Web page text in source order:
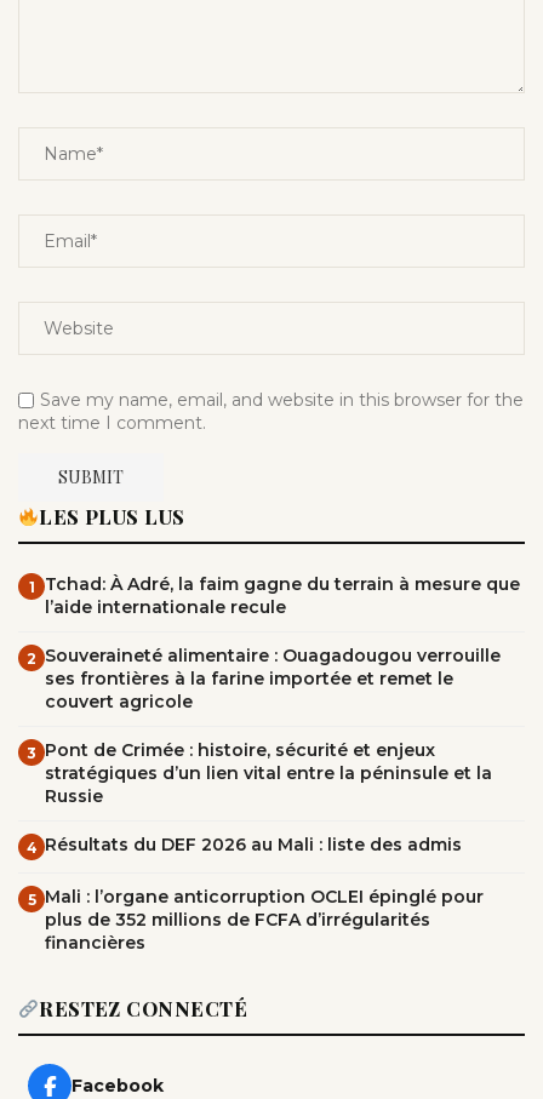
Save my name, email, and website in this browser for the
next time I comment.
LES PLUS LUS
1
Tchad: À Adré, la faim gagne du terrain à mesure que
l’aide internationale recule
2 Souveraineté alimentaire : Ouagadougou verrouille
ses frontières à la farine importée et remet le
couvert agricole
3 Pont de Crimée : histoire, sécurité et enjeux
stratégiques d’un lien vital entre la péninsule et la
Russie
4 Résultats du DEF 2026 au Mali : liste des admis
5 Mali : l’organe anticorruption OCLEI épinglé pour
plus de 352 millions de FCFA d’irrégularités
financières
RESTEZ CONNECTÉ
Facebook